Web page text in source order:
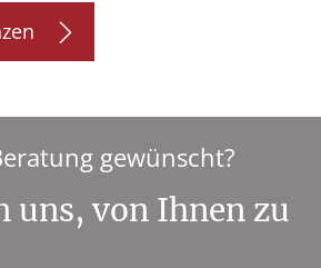
gewünscht?
uns, von Ihnen zu